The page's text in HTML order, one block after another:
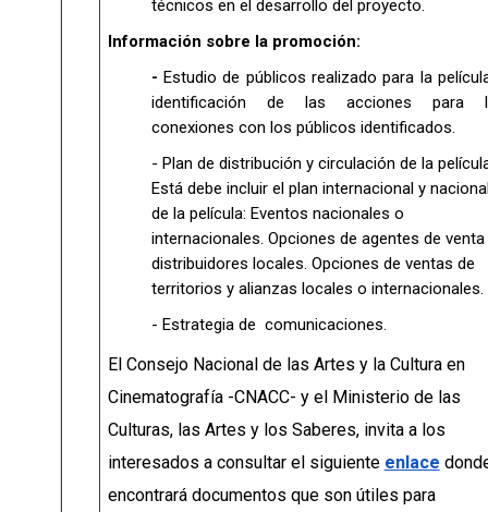
técnicos en el desarrollo del proyecto.
Información sobre la promoción:
- Estudio de públicos realizado para la
identificación de las acciones para
conexiones con los públicos identificados.
- Plan de distribución y circulación de la
Está debe incluir el plan internacional y
de la película: Eventos nacionales o
internacionales. Opciones de agentes de
distribuidores locales. Opciones de ventas de
territorios y alianzas locales o internacionales.
- Estrategia de comunicaciones.
El Consejo Nacional de las Artes y la Cultura en
Cinematografía -CNACC- y el Ministerio de las
Culturas, las Artes y los Saberes, invita a los
interesados a consultar el siguiente enlace
encontrará documentos que son útiles para